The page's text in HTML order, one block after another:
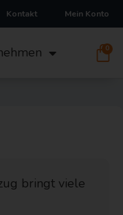
Kontakt Mein Konto
0
bringt viele